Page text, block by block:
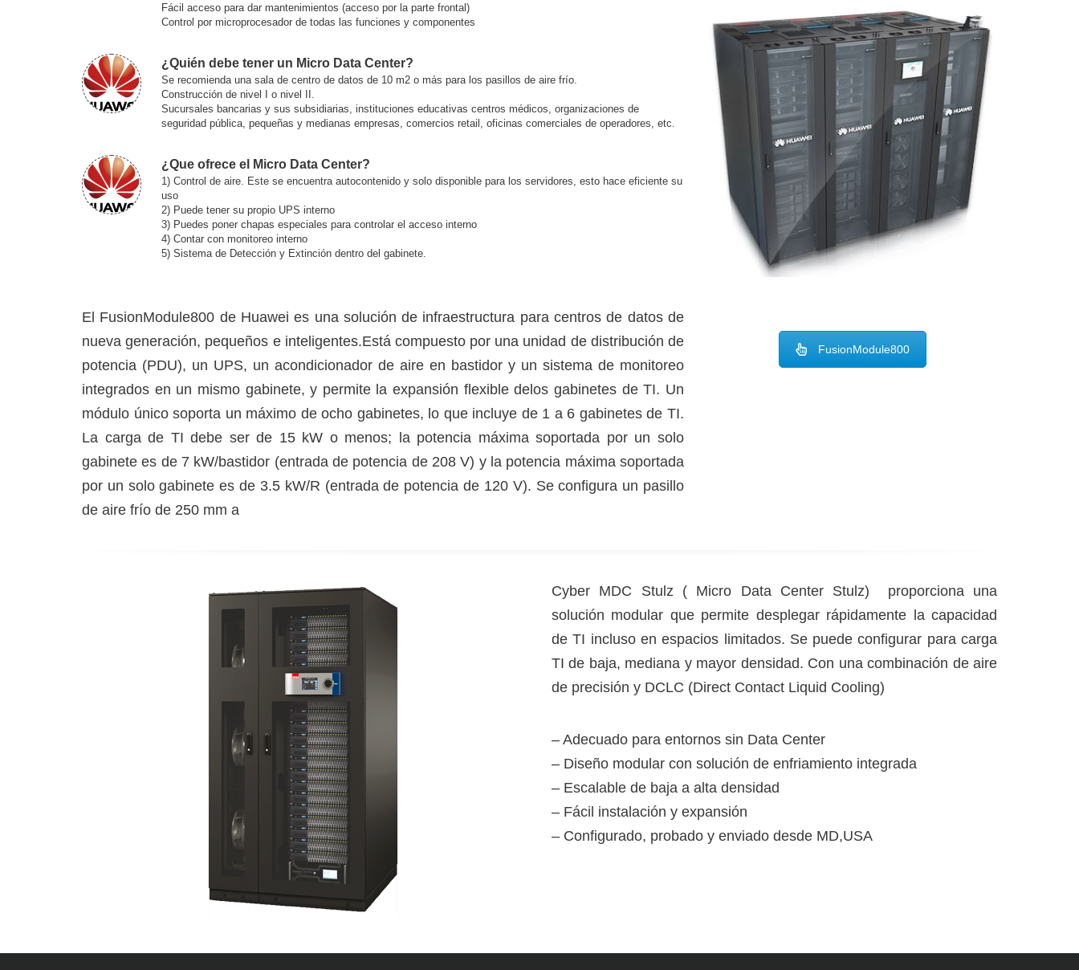
Fácil acceso para dar mantenimientos (acceso por la parte frontal)
Control por microprocesador de todas las funciones y componentes
¿Quién debe tener un Micro Data Center?
Se recomienda una sala de centro de datos de 10 m2 o más para los pasillos de aire frío.
Construcción de nivel I o nivel II.
Sucursales bancarias y sus subsidiarias, instituciones educativas centros médicos, organizaciones de
seguridad pública, pequeñas y medianas empresas, comercios retail, oficinas comerciales de operadores, etc.
¿Que ofrece el Micro Data Center?
1) Control de aire. Este se encuentra autocontenido y solo disponible para los servidores, esto hace eficiente su
uso
2) Puede tener su propio UPS interno
3) Puedes poner chapas especiales para controlar el acceso interno
4) Contar con monitoreo interno
5) Sistema de Detección y Extinción dentro del gabinete.
El FusionModule800 de Huawei es una solución de infraestructura para centros de datos de
nueva generación, pequeños e inteligentes.Está compuesto por una unidad de distribución de
potencia (PDU), un UPS, un acondicionador de aire en bastidor y un sistema de monitoreo
integrados en un mismo gabinete, y permite la expansión flexible delos gabinetes de TI. Un
módulo único soporta un máximo de ocho gabinetes, lo que incluye de 1 a 6 gabinetes de TI.
La carga de TI debe ser de 15 kW o menos; la potencia máxima soportada por un solo
gabinete es de 7 kW/bastidor (entrada de potencia de 208 V) y la potencia máxima soportada
por un solo gabinete es de 3.5 kW/R (entrada de potencia de 120 V). Se configura un pasillo
de aire frío de 250 mm a
FusionModule800
Cyber MDC Stulz ( Micro Data Center Stulz) proporciona una
solución modular que permite desplegar rápidamente la capacidad
de TI incluso en espacios limitados. Se puede configurar para carga
TI de baja, mediana y mayor densidad. Con una combinación de aire
de precisión y DCLC (Direct Contact Liquid Cooling)
– Adecuado para entornos sin Data Center
– Diseño modular con solución de enfriamiento integrada
– Escalable de baja a alta densidad
– Fácil instalación y expansión
– Configurado, probado y enviado desde MD,USA